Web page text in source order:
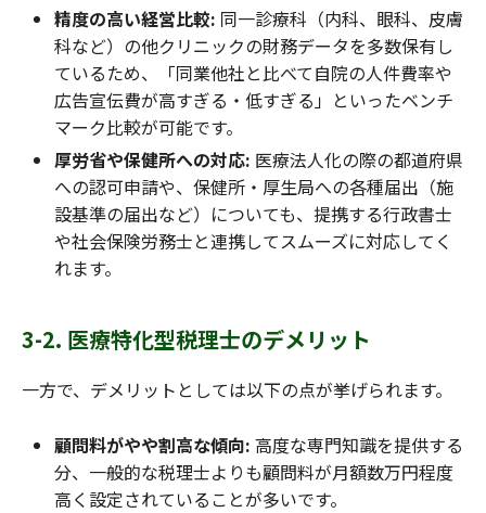
精度の高い経営比較: 同一診療科（内科、眼科、皮膚
科など）の他クリニックの財務データを多数保有し
ているため、「同業他社と比べて自院の人件費率や
広告宣伝費が高すぎる・低すぎる」といったベンチ
マーク比較が可能です。
厚労省や保健所への対応: 医療法人化の際の都道府県
への認可申請や、保健所・厚生局への各種届出（施
設基準の届出など）についても、提携する行政書士
や社会保険労務士と連携してスムーズに対応してく
れます。
3-2. 医療特化型税理士のデメリット
一方で、デメリットとしては以下の点が挙げられます。
顧問料がやや割高な傾向: 高度な専門知識を提供する
分、一般的な税理士よりも顧問料が月額数万円程度
高く設定されていることが多いです。